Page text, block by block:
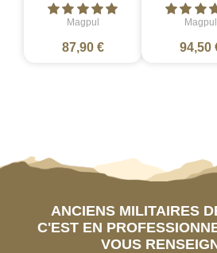
Magpul
87,90 €
Magpul
94,50
ANCIENS MILITAIRES
C'EST EN
VOUS